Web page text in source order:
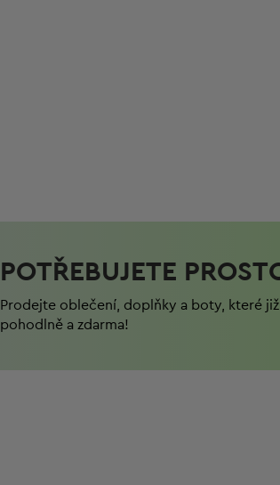
POTŘEBUJETE
Prodejte oblečení, doplňky a boty, které již
pohodlně a zdarma!